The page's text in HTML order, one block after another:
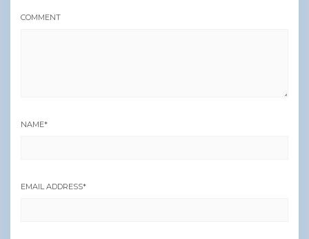
COMMENT
NAME*
EMAIL ADDRESS*